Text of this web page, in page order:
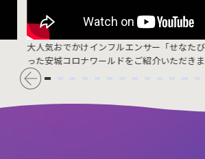
大人気おでかけインフルエンサー「せなた
った安城コロナワールドをご紹介いただき